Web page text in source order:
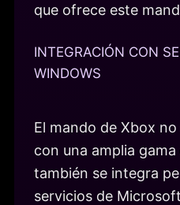
que ofrece este
INTEGRACIÓN CON
WINDOWS
El mando de Xbox
con una amplia
también se integra
servicios de